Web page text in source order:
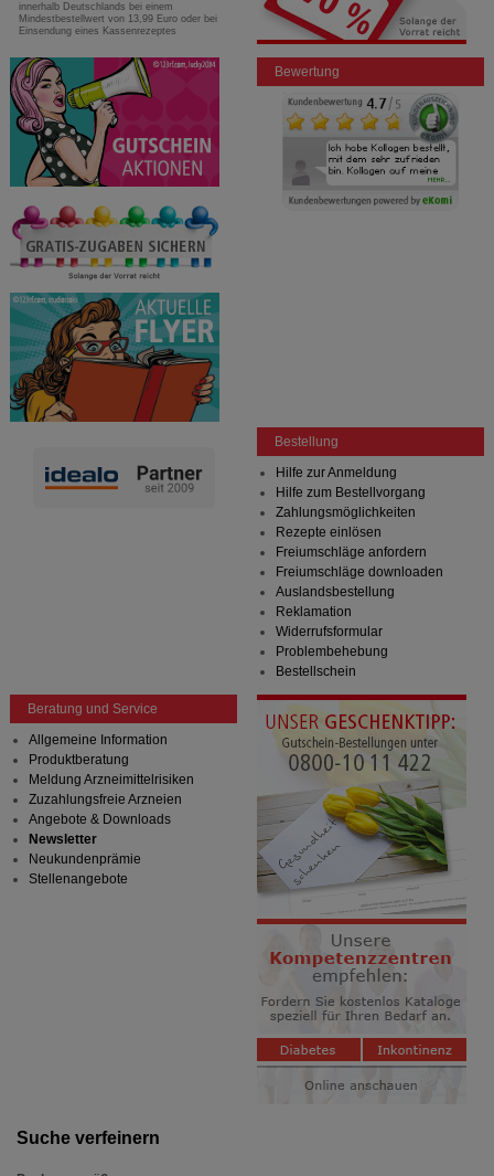
Suche verfeinern
innerhalb Deutschlands bei einem
Mindestbestellwert von 13,99 Euro oder bei
Einsendung eines Kassenrezeptes
Bewertung
Bestellung
Hilfe zur Anmeldung
Hilfe zum Bestellvorgang
Zahlungsmöglichkeiten
Rezepte einlösen
Freiumschläge anfordern
Freiumschläge downloaden
Auslandsbestellung
Reklamation
Widerrufsformular
Problembehebung
Bestellschein
Beratung und Service
Allgemeine Information
Produktberatung
Meldung Arzneimittelrisiken
Zuzahlungsfreie Arzneien
Angebote & Downloads
Newsletter
Neukundenprämie
Stellenangebote